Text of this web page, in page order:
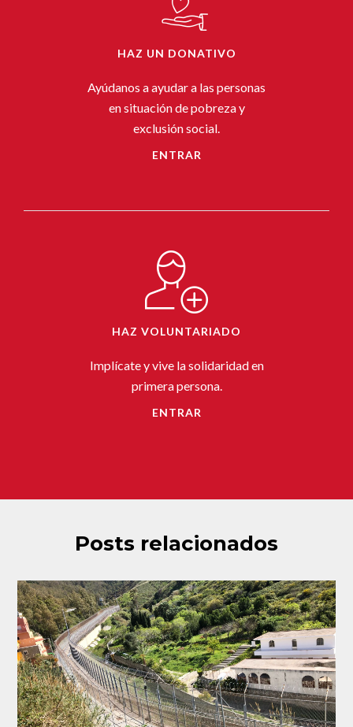
HAZ UN DONATIVO
Ayúdanos a ayudar a las personas
en situación de pobreza y
exclusión social.
ENTRAR
HAZ VOLUNTARIADO
Implícate y vive la solidaridad en
primera persona.
ENTRAR
Posts relacionados